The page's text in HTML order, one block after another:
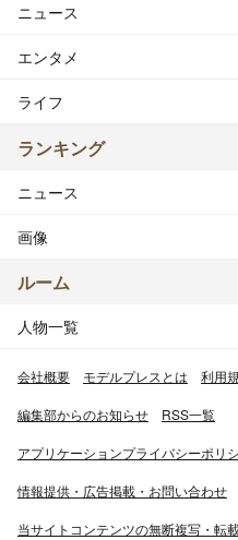
ニュース
エンタメ
ライフ
ランキング
ニュース
画像
ルーム
人物一覧
会社概要 モデルプレスとは 利用
編集部からのお知らせ RSS一覧
アプリケーションプライバシーポリ
情報提供・広告掲載・お問い合わせ
当サイトコンテンツの無断複写・転